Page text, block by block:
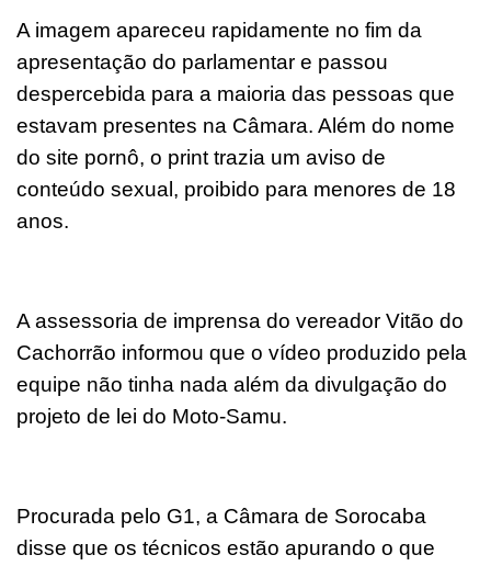
A imagem apareceu rapidamente no fim da
apresentação do parlamentar e passou
despercebida para a maioria das pessoas que
estavam presentes na Câmara. Além do nome
do site pornô, o print trazia um aviso de
conteúdo sexual, proibido para menores de 18
anos.
A assessoria de imprensa do vereador Vitão do
Cachorrão informou que o vídeo produzido pela
equipe não tinha nada além da divulgação do
projeto de lei do Moto-Samu.
Procurada pelo G1, a Câmara de Sorocaba
disse que os técnicos estão apurando o que